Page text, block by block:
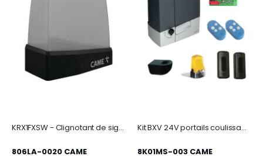
KRX1FXSW - Clignotant de signalisation à LED avec alimentation 24V AC-DC à 230V
806LA-0020 CAME
Kit BXV 24V portails coulissants jusqu'à 400kg
8K01MS-003 CAME